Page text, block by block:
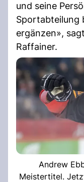
und seine
Sportabteilung
ergänzen»,
Raffainer.
Andrew
Meistertitel.